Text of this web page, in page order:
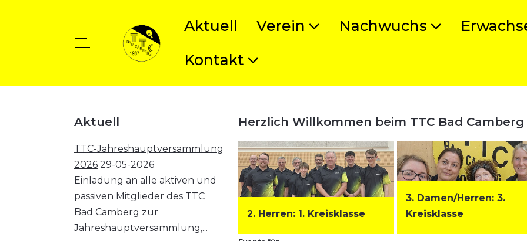
Off-Canvas Toggle
Aktuell Verein Nachwuchs
Kontakt
Aktuell
TTC-Jahreshauptversammlung
2026 29-05-2026
Einladung an alle aktiven und
passiven Mitglieder des TTC
Bad Camberg zur
Jahreshauptversammlung,...
Herzlich Willkommen beim TTC Bad Camberg
1. Herren: Bezirksklasse 2. Herren: 1. Kreisklasse
3. Damen/Herren: 3.
Kreisklasse